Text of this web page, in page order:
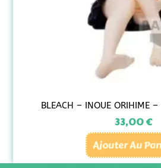
BLEACH – INOUE ORIHIME –
33,00€
Ajouter Au